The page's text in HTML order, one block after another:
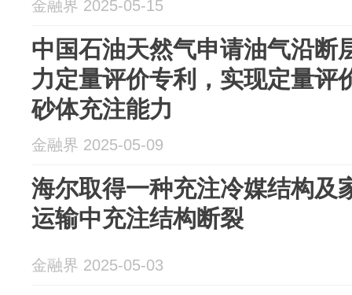
金融界 2025-05-15
中国石油天然气申请油气沿断
力定量评价专利，实现定量评
砂体充注能力
金融界 2025-05-09
海尔取得一种充注冷媒结构及
运输中充注结构断裂
金融界 2025-05-03